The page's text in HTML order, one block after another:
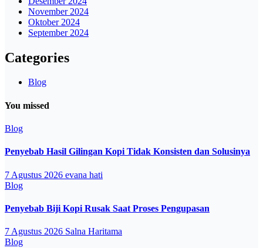
November 2024
Oktober 2024
September 2024
Categories
Blog
You missed
Blog
Penyebab Hasil Gilingan Kopi Tidak Konsisten dan Solusinya
7 Agustus 2026 evana hati
Blog
Penyebab Biji Kopi Rusak Saat Proses Pengupasan
7 Agustus 2026 Salna Haritama
Blog